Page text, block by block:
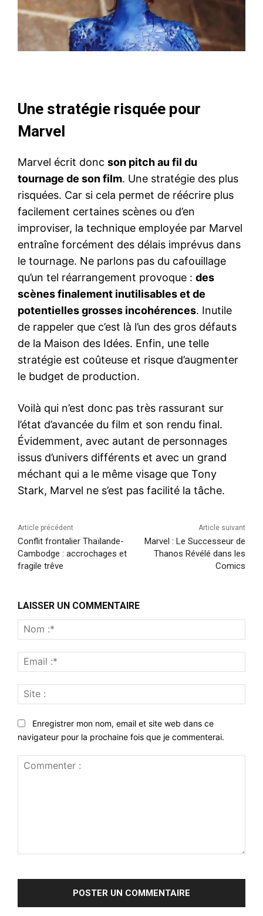
Une stratégie risquée pour
Marvel
Marvel écrit donc son pitch au fil du
tournage de son film. Une stratégie des plus
risquées. Car si cela permet de réécrire plus
facilement certaines scènes ou d’en
improviser, la technique employée par Marvel
entraîne forcément des délais imprévus dans
le tournage. Ne parlons pas du cafouillage
qu’un tel réarrangement provoque : des
scènes finalement inutilisables et de
potentielles grosses incohérences. Inutile
de rappeler que c’est là l’un des gros défauts
de la Maison des Idées. Enfin, une telle
stratégie est coûteuse et risque d’augmenter
le budget de production.
Voilà qui n’est donc pas très rassurant sur
l’état d’avancée du film et son rendu final.
Évidemment, avec autant de personnages
issus d’univers différents et avec un grand
méchant qui a le même visage que Tony
Stark, Marvel ne s’est pas facilité la tâche.
Article précédent
Conflit frontalier Thaïlande-
Cambodge : accrochages et
fragile trêve
Article suivant
Marvel : Le Successeur de
Thanos Révélé dans les
Comics
LAISSER UN COMMENTAIRE
:*
:*
:
Enregistrer mon nom, email et site web dans ce
navigateur pour la prochaine fois que je commenterai.